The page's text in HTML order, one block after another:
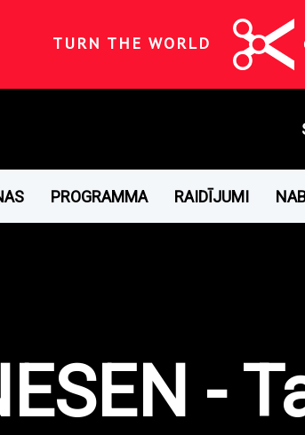
TURN THE WORLD
PROGRAMMA RAIDĪJUMI
-